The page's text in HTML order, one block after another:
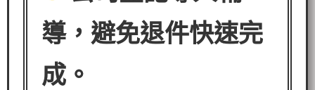
導，避免退件快速完
成。